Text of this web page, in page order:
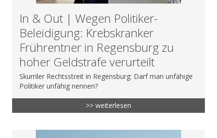
In & Out | Wegen Politiker-
Beleidigung: Krebskranker
Frührentner in Regensburg zu
hoher Geldstrafe verurteilt
Skurriler Rechtsstreit in Regensburg: Darf man unfähige
Politiker unfähig nennen?
>> weiterlesen